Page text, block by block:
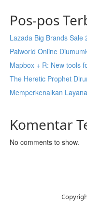
Pos-pos
Lazada Big Brands
Palworld Online
Mapbox + R: New tools
The Heretic Prophet
Memperkenalkan
Komentar
No comments to show.